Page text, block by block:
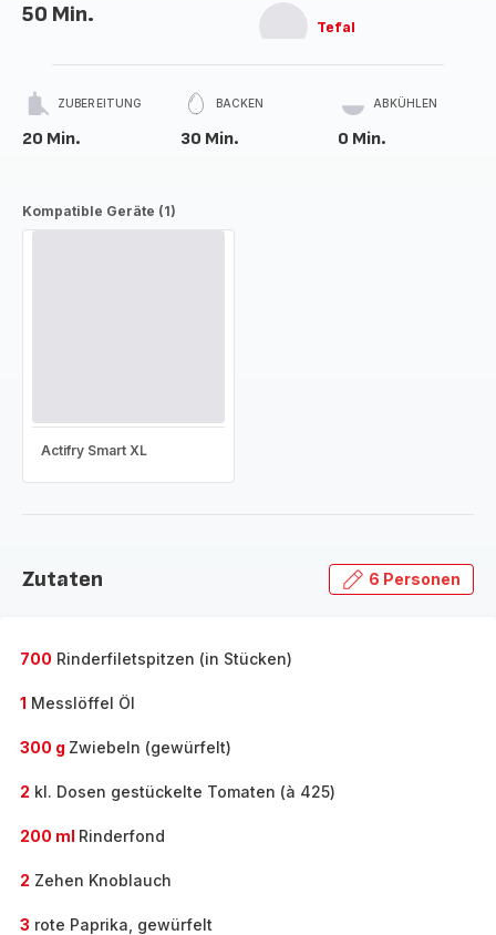
50 Min. Tefal
ZUBEREITUNG
20 Min.
BACKEN
30 Min.
ABKÜHLEN
0 Min.
Kompatible Geräte (1)
Actifry Smart XL
Zutaten 6 Personen
700 Rinderfiletspitzen (in Stücken)
1 Messlöffel Öl
300 g Zwiebeln (gewürfelt)
2 kl. Dosen gestückelte Tomaten (à 425)
200 ml Rinderfond
2 Zehen Knoblauch
3 rote Paprika, gewürfelt